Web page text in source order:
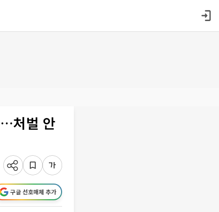
처벌 안
구글 선호매체 추가